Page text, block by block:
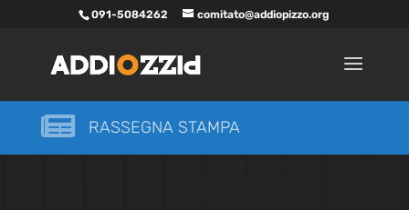
091-5084262 comitato@addiopizzo.org
 RASSEGNA STAMPA